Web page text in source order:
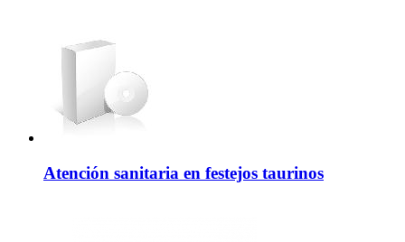
Atención sanitaria en festejos taurinos